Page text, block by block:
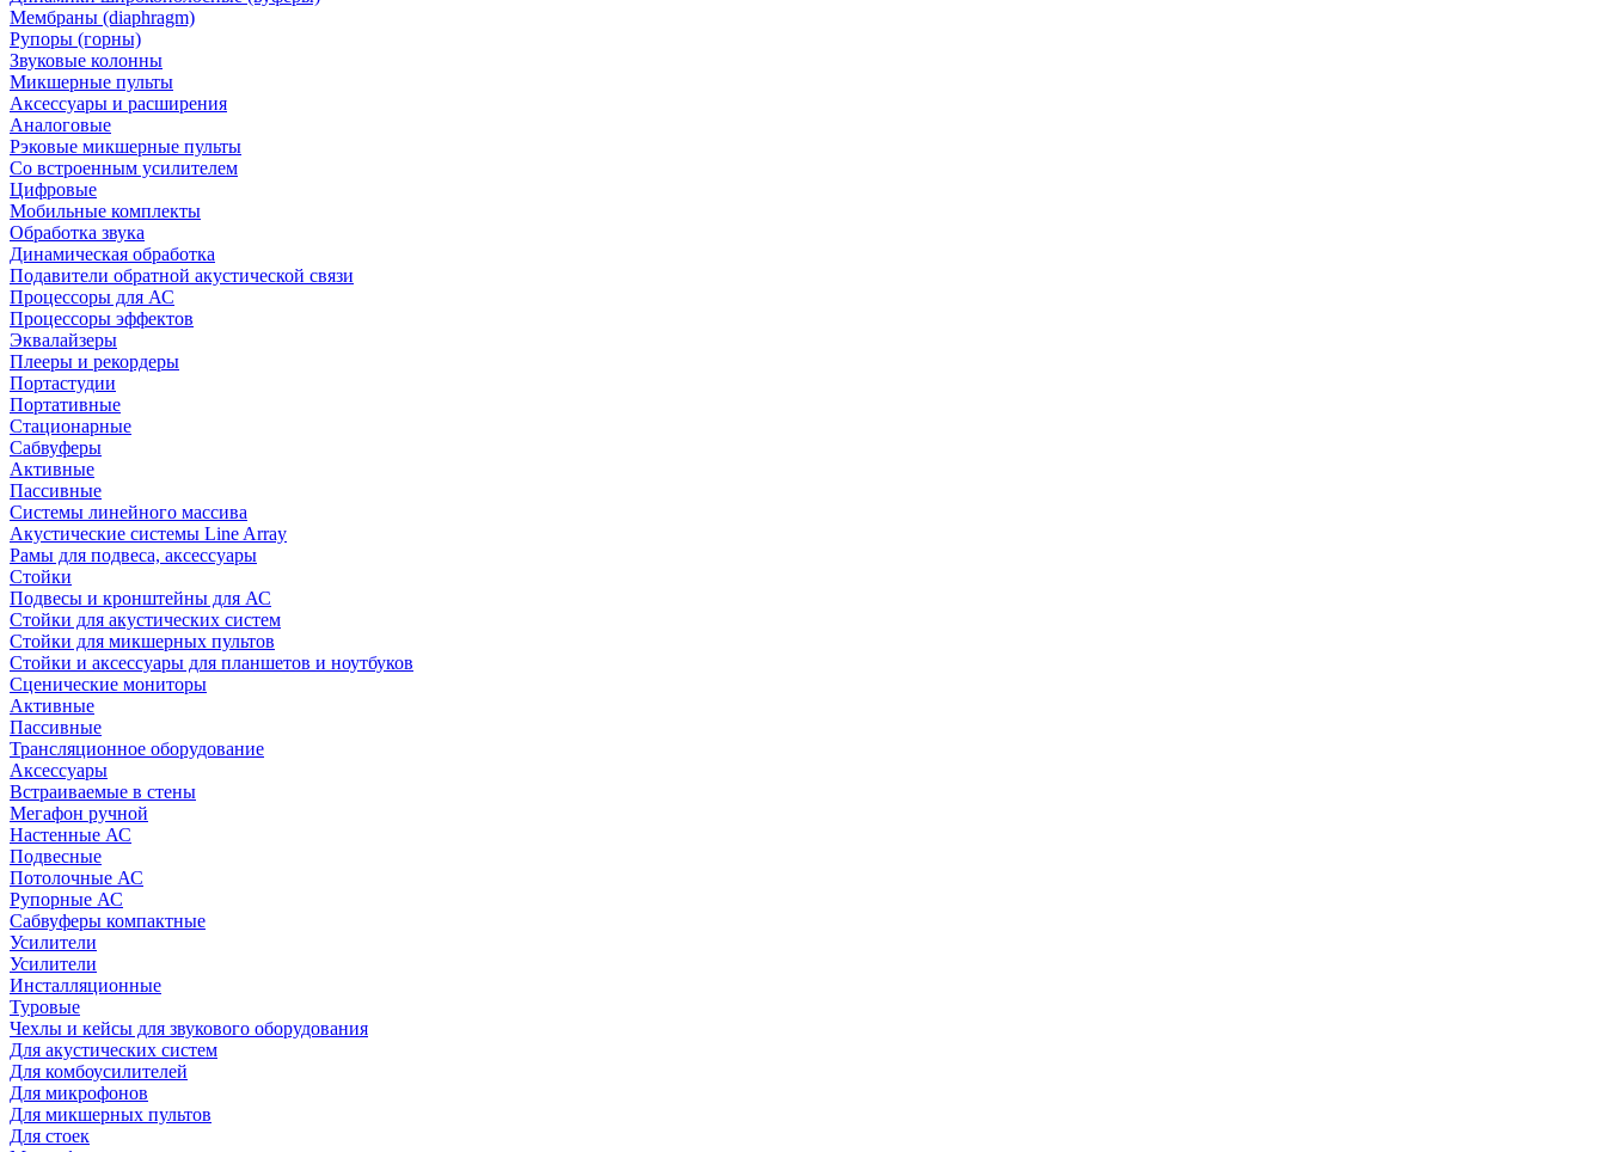
Мембраны (diaphragm)
Рупоры (горны)
Звуковые колонны
Микшерные пульты
Аксессуары и расширения
Аналоговые
Рэковые микшерные пульты
Со встроенным усилителем
Цифровые
Мобильные комплекты
Обработка звука
Динамическая обработка
Подавители обратной акустической связи
Процессоры для АС
Процессоры эффектов
Эквалайзеры
Плееры и рекордеры
Портастудии
Портативные
Стационарные
Сабвуферы
Активные
Пассивные
Системы линейного массива
Акустические системы Line Array
Рамы для подвеса, аксессуары
Стойки
Подвесы и кронштейны для АС
Стойки для акустических систем
Стойки для микшерных пультов
Стойки и аксессуары для планшетов и ноутбуков
Сценические мониторы
Активные
Пассивные
Трансляционное оборудование
Аксессуары
Встраиваемые в стены
Мегафон ручной
Настенные АС
Подвесные
Потолочные АС
Рупорные АС
Сабвуферы компактные
Усилители
Усилители
Инсталляционные
Туровые
Чехлы и кейсы для звукового оборудования
Для акустических систем
Для комбоусилителей
Для микрофонов
Для микшерных пультов
Для стоек